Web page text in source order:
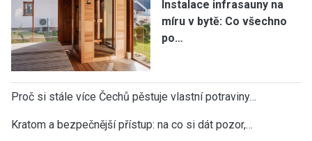
Instalace infrasauny na
míru v bytě: Co všechno
po…
Proč si stále více Čechů pěstuje vlastní potraviny…
Kratom a bezpečnější přístup: na co si dát pozor,…